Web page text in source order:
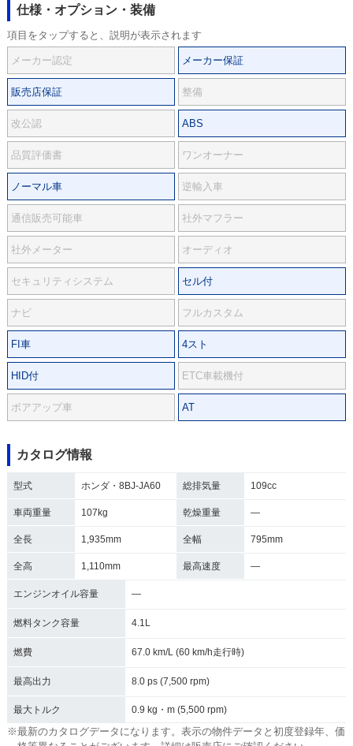
仕様・オプション・装備
項目をタップすると、説明が表示されます
メーカー認定 メーカー保証
販売店保証 整備
改公認 ABS
品質評価書 ワンオーナー
ノーマル車 逆輸入車
通信販売可能車 社外マフラー
社外メーター オーディオ
セキュリティシステム セル付
ナビ フルカスタム
FI車 4スト
HID付 ETC車載機付
ボアアップ車 AT
カタログ情報
型式 ホンダ・8BJ-JA60 総排気量 109cc
車両重量 107kg 乾燥重量 ―
全長 1,935mm 全幅 795mm
全高 1,110mm 最高速度 ―
エンジンオイル容量 ―
燃料タンク容量 4.1L
燃費 67.0 km/L (60 km/h走行時)
最高出力 8.0 ps (7,500 rpm)
最大トルク 0.9 kg・m (5,500 rpm)
※最新のカタログデータになります。表示の物件データと初度登録年、価